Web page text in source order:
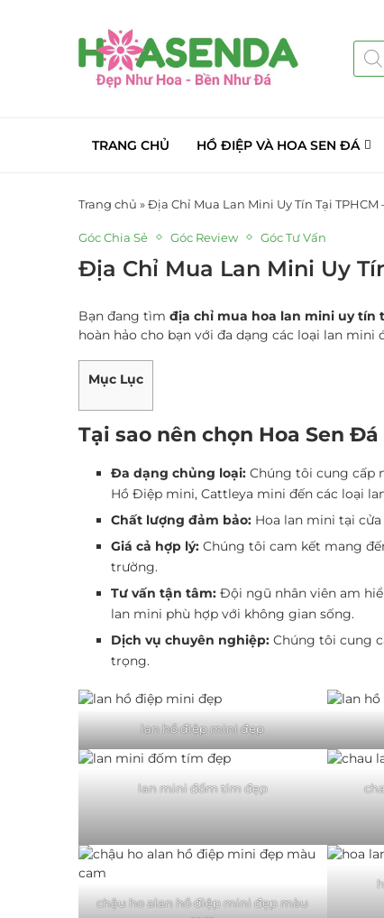
TRANG CHỦ HỒ ĐIỆP VÀ HOA SEN ĐÁ
Trang chủ »Địa Chỉ Mua Lan Mini Uy Tín Tại TPHCM
Góc Chia Sẻ Góc Review Góc Tư Vấn
Địa Chỉ Mua Lan Mini Uy
Bạn đang tìm địa chỉ mua hoa lan mini uy tín
hoàn hảo cho bạn với đa dạng các loại lan mini
Mục Lục
Tại sao nên chọn Hoa Sen Đá
Đa dạng chủng loại: Chúng tôi cung cấp
Hồ Điệp mini, Cattleya mini đến các loại
Chất lượng đảm bảo: Hoa lan mini tại
Giá cả hợp lý: Chúng tôi cam kết mang
trường.
Tư vấn tận tâm: Đội ngũ nhân viên am
lan mini phù hợp với không gian sống.
Dịch vụ chuyên nghiệp: Chúng tôi cung
trọng.
lan hồ điệp mini đẹp
lan mini đốm tím đẹp
chậu ho alan hồ điệp mini đẹp màu